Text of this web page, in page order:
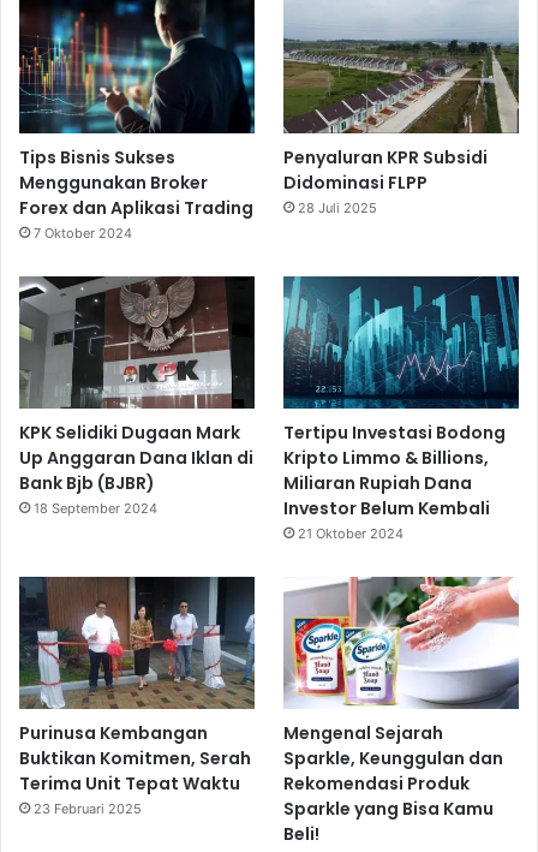
Tips Bisnis Sukses
Menggunakan Broker
Forex dan Aplikasi Trading
7 Oktober 2024
Penyaluran KPR Subsidi
Didominasi FLPP
28 Juli 2025
KPK Selidiki Dugaan Mark
Up Anggaran Dana Iklan di
Bank Bjb (BJBR)
18 September 2024
Tertipu Investasi Bodong
Kripto Limmo & Billions,
Miliaran Rupiah Dana
Investor Belum Kembali
21 Oktober 2024
Purinusa Kembangan
Buktikan Komitmen, Serah
Terima Unit Tepat Waktu
23 Februari 2025
Mengenal Sejarah
Sparkle, Keunggulan dan
Rekomendasi Produk
Sparkle yang Bisa Kamu
Beli!